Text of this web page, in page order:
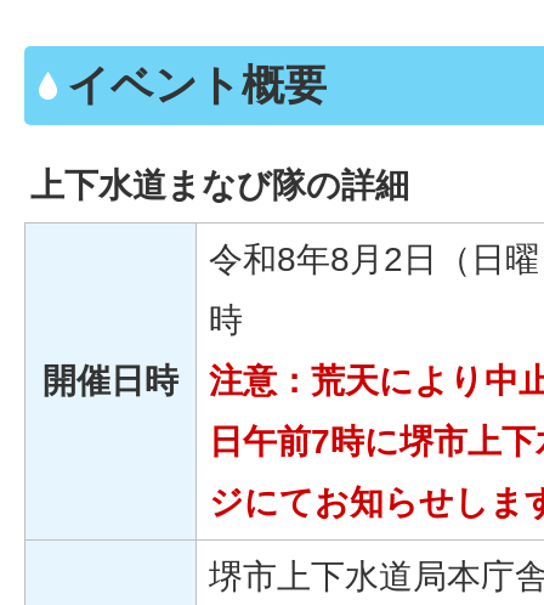
イベント概要
上下水道まなび隊の詳細
開催日時
令和8年8月2日（日
時
注意：荒天により中
日午前7時に堺市上
ジにてお知らせしま
堺市上下水道局本庁